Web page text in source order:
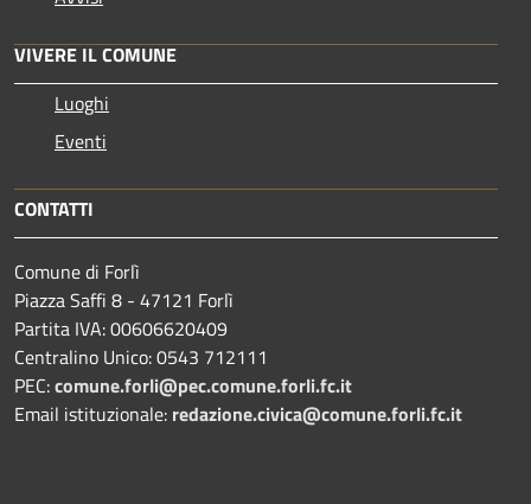
VIVERE IL COMUNE
Luoghi
Eventi
CONTATTI
Comune di Forlì
Piazza Saffi 8 - 47121 Forlì
Partita IVA: 00606620409
Centralino Unico: 0543 712111
PEC:comune.forli@pec.comune.forli.fc.it
Email istituzionale: redazione.civica@comune.forli.fc.it